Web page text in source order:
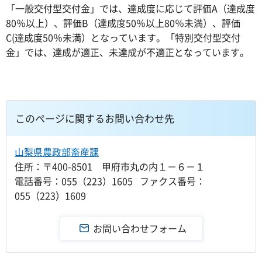
「一般交付型交付金」では、達成度に応じて評価A（達成度
80％以上）、評価B（達成度50％以上80％未満）、評価
C(達成度50％未満）となっています。「特別交付型交付
金」では、達成が適正、未達成が不適正となっています。
このページに関するお問い合わせ先
山梨県農政部畜産課
住所：〒400-8501 甲府市丸の内１－６－１
電話番号：055（223）1605 ファクス番号：
055（223）1609